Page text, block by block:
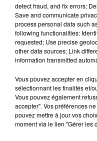
podcasts/2023/04/
detect fraud, and fix errors;
Save and communicate
process personal data such
following functionalities:
requested; Use precise
other data sources; Link
information transmitted
Vous pouvez accepter en
sélectionnant les finalités et/
Vous pouvez également
accepter". Vos préférences
pouvez mettre à jour vos
moment via le lien "Gérer les